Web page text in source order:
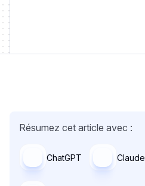
Résumez cet article avec :
ChatGPT Claude